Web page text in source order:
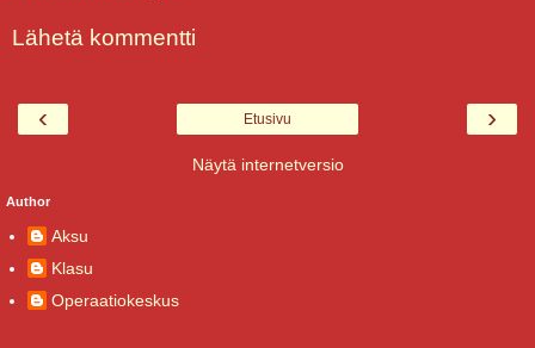
Lähetä kommentti
‹ ›
Etusivu
Näytä internetversio
Author
Aksu
Klasu
Operaatiokeskus